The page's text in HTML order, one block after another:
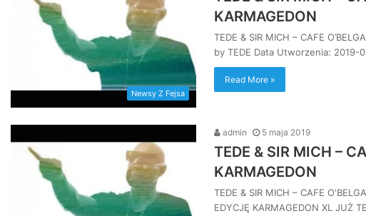
Newsy Z Fejsa
KARMAGEDON
TEDE & SIR MICH – CAFE
by TEDE Data Utworzenia: 2019-
Read More »
admin 5 maja 2019
TEDE & SIR MICH –
KARMAGEDON
TEDE & SIR MICH – CAFE
EDYCJĘ KARMAGEDON XL JUŻ